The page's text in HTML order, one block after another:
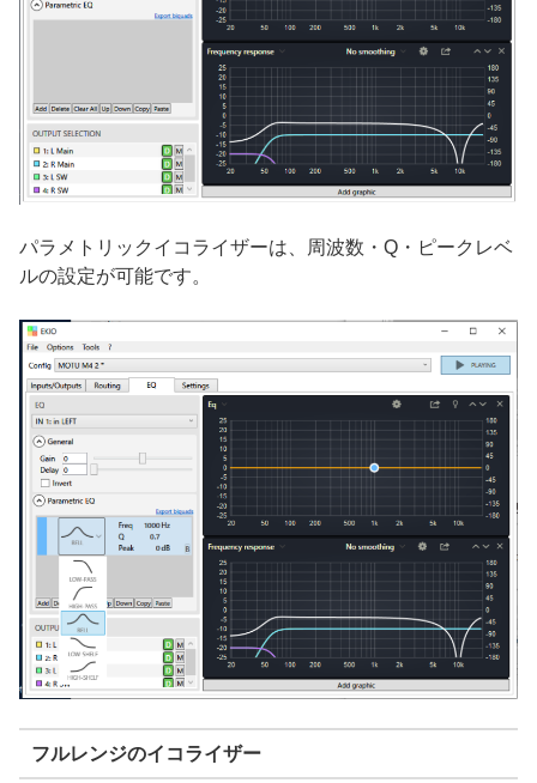
パラメトリックイコライザーは、周波数・Q・ピークレベ
ルの設定が可能です。
フルレンジのイコライザー